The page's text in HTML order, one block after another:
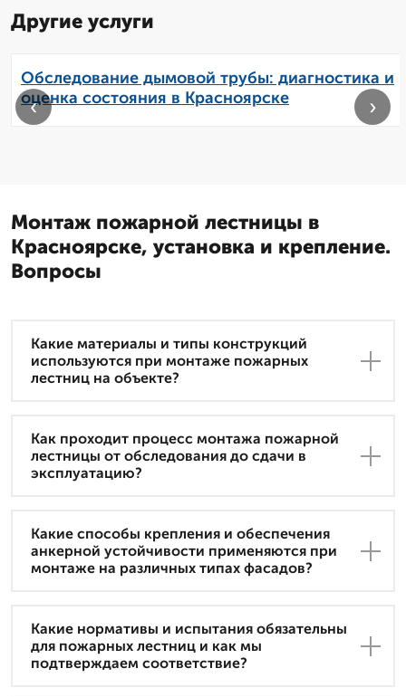
Другие услуги
Обследование дымовой трубы: диагностика и
оценка состояния в Красноярске
‹ ›
Монтаж пожарной лестницы в
Красноярске, установка и крепление.
Вопросы
Какие материалы и типы конструкций
используются при монтаже пожарных
лестниц на объекте?
Как проходит процесс монтажа пожарной
лестницы от обследования до сдачи в
эксплуатацию?
Какие способы крепления и обеспечения
анкерной устойчивости применяются при
монтаже на различных типах фасадов?
Какие нормативы и испытания обязательны
для пожарных лестниц и как мы
подтверждаем соответствие?